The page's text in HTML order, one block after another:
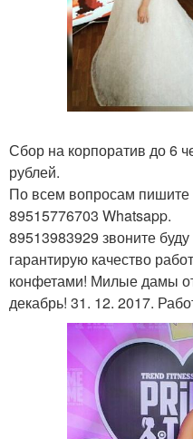
Сбор на корпоратив до 6
рублей.
По всем вопросам
89515776703 Whatsapp.
89513983929 звоните
гарантирую качество
конфетами! Милые дамы
декабрь! 31. 12. 2017.